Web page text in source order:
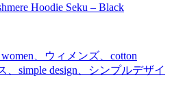
Hoodie Seku – Black